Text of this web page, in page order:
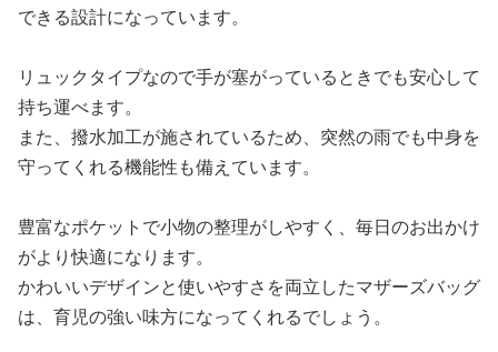
できる設計になっています。
リュックタイプなので手が塞がっているときでも安心して
持ち運べます。
また、撥水加工が施されているため、突然の雨でも中身を
守ってくれる機能性も備えています。
豊富なポケットで小物の整理がしやすく、毎日のお出かけ
がより快適になります。
かわいいデザインと使いやすさを両立したマザーズバッグ
は、育児の強い味方になってくれるでしょう。